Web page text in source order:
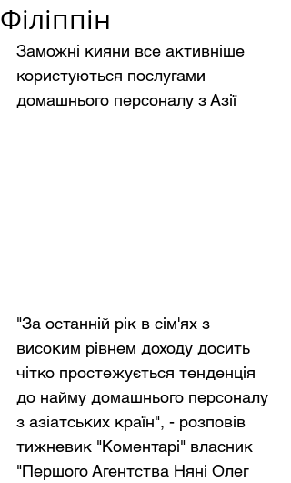
Філіппін
Заможні кияни все активніше
користуються послугами
домашнього персоналу з Азії
"За останній рік в сім'ях з
високим рівнем доходу досить
чітко простежується тенденція
до найму домашнього персоналу
з азіатських країн", - розповів
тижневик "Коментарі" власник
"Першого Агентства Няні Олег